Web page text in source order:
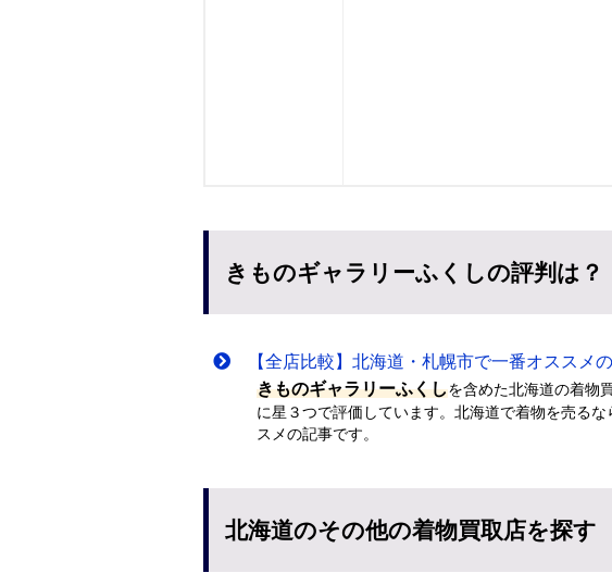
きものギャラリーふくしの評判は？
【全店比較】北海道・札幌市で一番オススメの
きものギャラリーふくしを含めた北海道の着物
に星３つで評価しています。北海道で着物を売る
スメの記事です。
北海道のその他の着物買取店を探す